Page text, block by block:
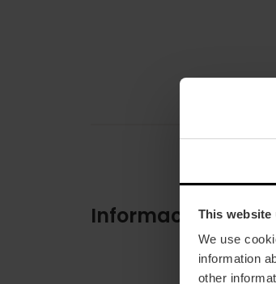
This website
We use
information
other
Información